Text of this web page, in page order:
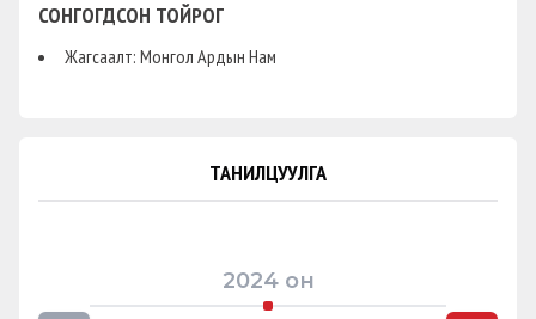
СОНГОГДСОН ТОЙРОГ
Жагсаалт: Монгол Ардын Нам
ТАНИЛЦУУЛГА
2024он